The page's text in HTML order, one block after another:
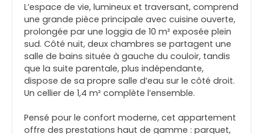
L’espace de vie, lumineux et traversant, comprend
une grande pièce principale avec cuisine ouverte,
prolongée par une loggia de 10 m² exposée plein
sud. Côté nuit, deux chambres se partagent une
salle de bains située à gauche du couloir, tandis
que la suite parentale, plus indépendante,
dispose de sa propre salle d’eau sur le côté droit.
Un cellier de 1,4 m² complète l’ensemble.
Pensé pour le confort moderne, cet appartement
offre des prestations haut de gamme : parquet,